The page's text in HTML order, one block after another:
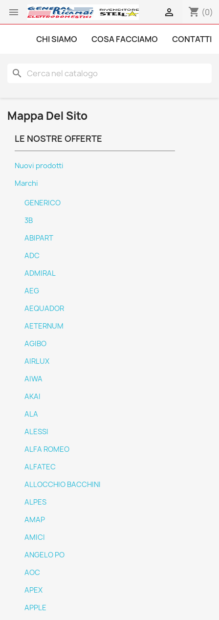
 shopping_cart (0)

CHI SIAMO COSA FACCIAMO CONTATTI
search
Mappa Del Sito
LE NOSTRE OFFERTE
Nuovi prodotti
Marchi
GENERICO
3B
ABIPART
ADC
ADMIRAL
AEG
AEQUADOR
AETERNUM
AGIBO
AIRLUX
AIWA
AKAI
ALA
ALESSI
ALFA ROMEO
ALFATEC
ALLOCCHIO BACCHINI
ALPES
AMAP
AMICI
ANGELO PO
AOC
APEX
APPLE